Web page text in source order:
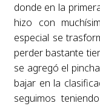
donde en la
hizo con
especial se
perder bastante
se agregó el
bajar en la
seguimos